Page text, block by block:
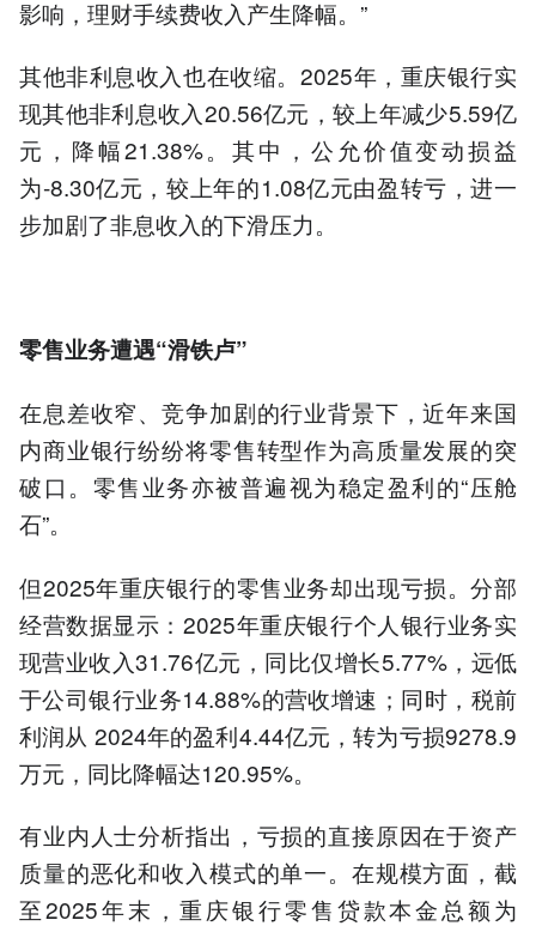
影响，理财手续费收入产生降幅。”
其他非利息收入也在收缩。2025年，重庆银行实
现其他非利息收入20.56亿元，较上年减少5.59亿
元，降幅21.38%。其中，公允价值变动损益
为-8.30亿元，较上年的1.08亿元由盈转亏，进一
步加剧了非息收入的下滑压力。
零售业务遭遇“滑铁卢”
在息差收窄、竞争加剧的行业背景下，近年来国
内商业银行纷纷将零售转型作为高质量发展的突
破口。零售业务亦被普遍视为稳定盈利的“压舱
石”。
但2025年重庆银行的零售业务却出现亏损。分部
经营数据显示：2025年重庆银行个人银行业务实
现营业收入31.76亿元，同比仅增长5.77%，远低
于公司银行业务14.88%的营收增速；同时，税前
利润从 2024年的盈利4.44亿元，转为亏损9278.9
万元，同比降幅达120.95%。
有业内人士分析指出，亏损的直接原因在于资产
质量的恶化和收入模式的单一。在规模方面，截
至2025年末，重庆银行零售贷款本金总额为